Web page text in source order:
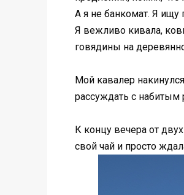
А я не банкомат. Я ищу
Я вежливо кивала,
говядины на
Мой кавалер
рассуждать с набитым
К концу вечера от
свой чай и просто